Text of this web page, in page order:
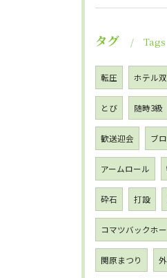
タグ Tags
転圧 ホテル
とび 随時3級
歓送迎会 ブ
アームロール
砕石 打設
コマツバックホー
関原まつり